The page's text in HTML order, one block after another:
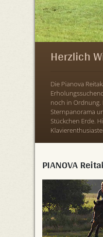
Herzlich
Die Pianova
noch in Ordnung.
Sternpanorama
Stückchen Erde.
PIANOVA